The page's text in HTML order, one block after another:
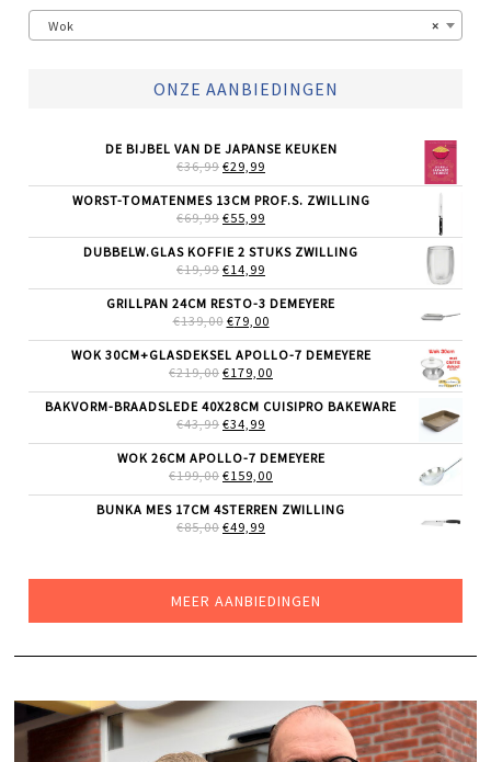
×
Wok
ONZE AANBIEDINGEN
DE BIJBEL VAN DE JAPANSE KEUKEN
€36,99 OORSPRONKELIJKE
WAS:
€36,99.
€29,99
IS:
WORST-TOMATENMES 13CM PROF.S. ZWILLING
€69,99 OORSPRONKELIJKE
WAS:
€69,99.
€55,99
IS:
DUBBELW.GLAS KOFFIE 2 STUKS ZWILLING
€19,99 OORSPRONKELIJKE
WAS:
€19,99.
€14,99
IS:
€14,99.
GRILLPAN 24CM RESTO-3 DEMEYERE
€139,00 OORSPRONKELIJKE
WAS:
€139,00.
€79,00HUIDIGE
IS:
€79,00.
WOK 30CM+GLASDEKSEL APOLLO-7 DEMEYERE
€219,00 OORSPRONKELIJKE
WAS:
€219,00.
€179,00
IS:
BAKVORM-BRAADSLEDE 40X28CM CUISIPRO BAKEWARE
€43,99 OORSPRONKELIJKE
WAS:
€43,99.
€34,99
IS:
€34,99.
WOK 26CM APOLLO-7 DEMEYERE
€199,00 OORSPRONKELIJKE
WAS:
€199,00.
€159,00
IS:
BUNKA MES 17CM 4STERREN ZWILLING
€85,00 OORSPRONKELIJKE
€49,99
MEER AANBIEDINGEN